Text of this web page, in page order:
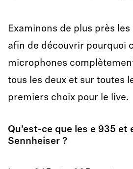
Examinons de plus près les
afin de découvrir pourquoi
microphones
tous les deux et sur toutes
premiers choix pour le live.
Qu’est-ce que les e 935 et
Sennheiser ?